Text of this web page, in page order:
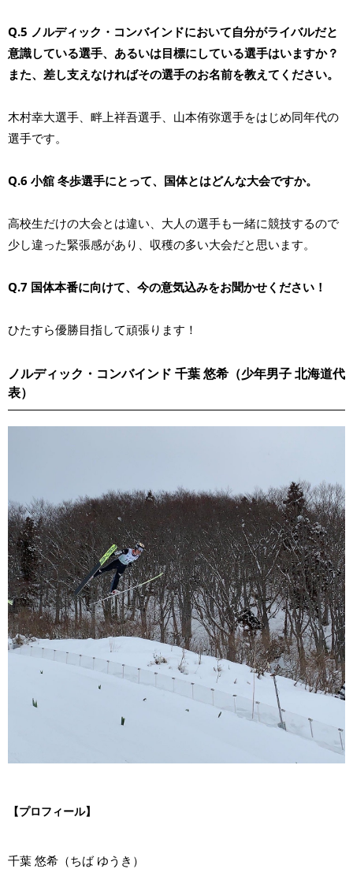
Q.5 ノルディック・コンバインドにおいて自分がライバルだと
意識している選手、あるいは目標にしている選手はいますか？
また、差し支えなければその選手のお名前を教えてください。
木村幸大選手、畔上祥吾選手、山本侑弥選手をはじめ同年代の
選手です。
Q.6 小舘 冬歩選手にとって、国体とはどんな大会ですか。
高校生だけの大会とは違い、大人の選手も一緒に競技するので
少し違った緊張感があり、収穫の多い大会だと思います。
Q.7 国体本番に向けて、今の意気込みをお聞かせください！
ひたすら優勝目指して頑張ります！
ノルディック・コンバインド 千葉 悠希（少年男子 北海道代
表）
【プロフィール】
千葉 悠希（ちば ゆうき）